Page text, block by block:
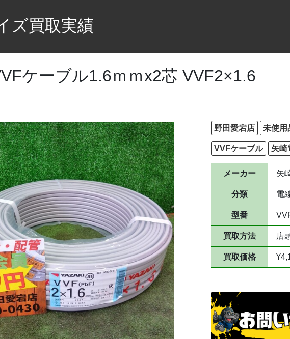
ズ買取実績
ケーブル1.6ｍｍx2芯 VVF2×1.6
野田愛宕店 未使用
VVFケーブル 矢崎
メーカー 矢
分類 電
型番
買取方法 店
買取価格